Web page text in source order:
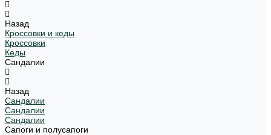
Назад
Кроссовки и кеды
Кроссовки
Кеды
Сандалии
Назад
Сандалии
Сандалии
Сандалии
Сапоги и полусапоги